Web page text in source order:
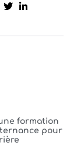
formation
pour